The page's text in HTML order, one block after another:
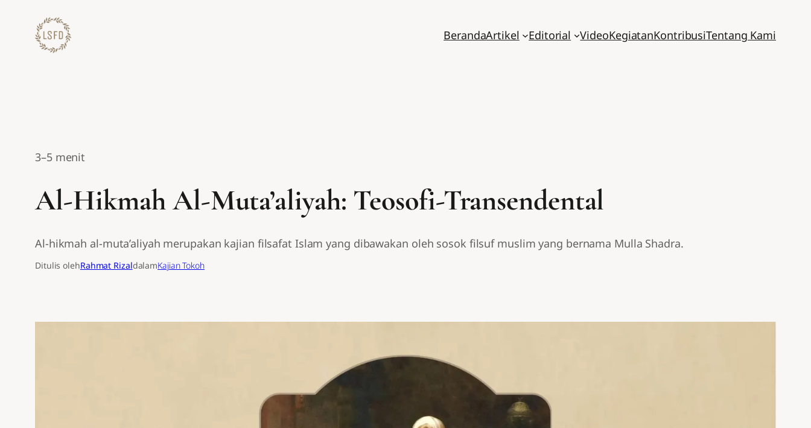
konten
BerandaArtikel Editorial VideoKegiatanKontribusiTentang Kami
3–5 menit
Al-Hikmah Al-Muta’aliyah: Teosofi-Transendental
Al-hikmah al-muta’aliyah merupakan kajian filsafat Islam yang dibawakan oleh sosok filsuf muslim yang bernama Mulla Shadra.
Ditulis olehRahmat RizaldalamKajian Tokoh